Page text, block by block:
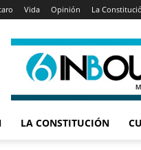
Vida Opinión La
LA CONSTITUCIÓN